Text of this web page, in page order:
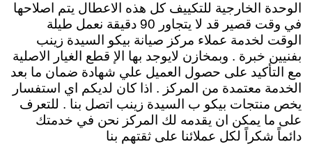
الوحدة الخارجية للتكييف كل هذه الاعطال يتم اصلاحها
في وقت قصير قد لا يتجاور 90 دقيقة نعمل طيلة
الوقت لخدمة عملاء مركز صيانة بيكو السيدة زينب
بفنيين خبرة . وبمخازن لايوجد بها الإ قطع الغيار الاصلية
مع التأكيد على حصول العميل علي شهادة ضمان ما بعد
الخدمة معتمدة من المركز . اذا كان لديكم اي استفسار
يخص منتجات بيكو ب السيدة زينب اتصل بنا . للتعرف
على ما يمكن ان يقدمه لك المركز نحن في خدمتك
دائماً شكراً لكل عملائنا على ثقتهم بنا